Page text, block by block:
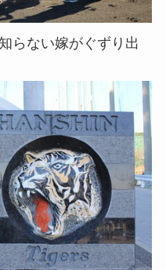
らない嫁がぐずり出